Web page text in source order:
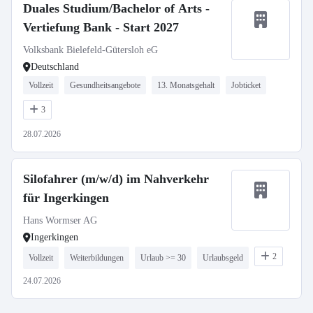
Duales Studium/Bachelor of Arts -
Vertiefung Bank - Start 2027
Volksbank Bielefeld-Gütersloh eG
Deutschland
Vollzeit Gesundheitsangebote 13. Monatsgehalt Jobticket
3
28.07.2026
Silofahrer (m/w/d) im Nahverkehr
für Ingerkingen
Hans Wormser AG
Ingerkingen
Vollzeit Weiterbildungen Urlaub >= 30 Urlaubsgeld 2
24.07.2026